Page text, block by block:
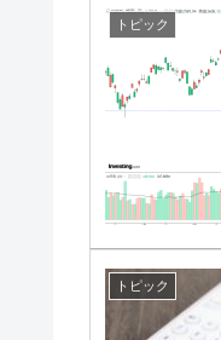
『Money1』
『Money1』
トピック
トピック